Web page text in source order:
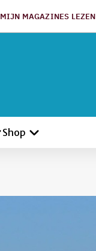
MIJN MAGAZINES LEZEN
Shop